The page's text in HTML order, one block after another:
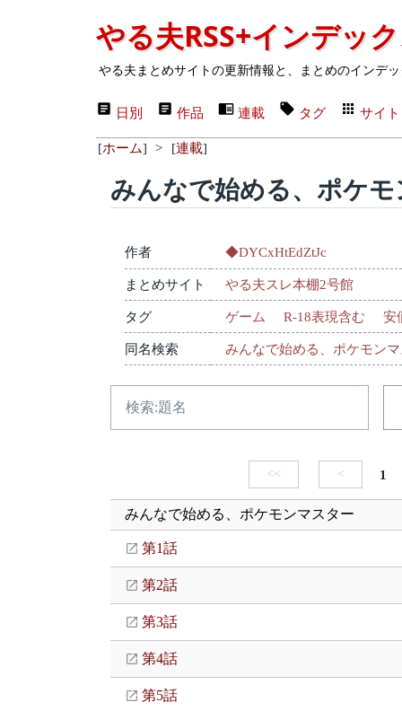
やる夫RSS+インデッ
やる夫まとめサイトの更新情報と、まとめのインデッ
日別 作品 連載 タグ サイト
[ホーム] > [連載]
みんなで始める、ポケ
作者 ◆DYCxHtEdZtJc
まとめサイト やる夫スレ本棚2号館
タグ ゲーム R-18表現含む 安
同名検索 みんなで始める、ポケモン
<< < 1
みんなで始める、ポケモンマスター
第1話
第2話
第3話
第4話
第5話